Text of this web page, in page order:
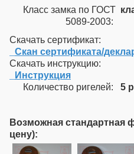
Класс замка по ГОСТ
5089-2003:
Скачать сертификат:
_Скан сертификата/
Скачать инструкцию:
_Инструкция
Количество ригелей:
5
Возможная стандартная
цену):